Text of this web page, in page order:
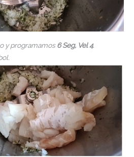
y programamos6 Seg, Vel 4.